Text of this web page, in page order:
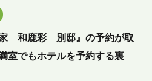
家 和鹿彩 別邸』の予約が取
室でもホテルを予約する裏